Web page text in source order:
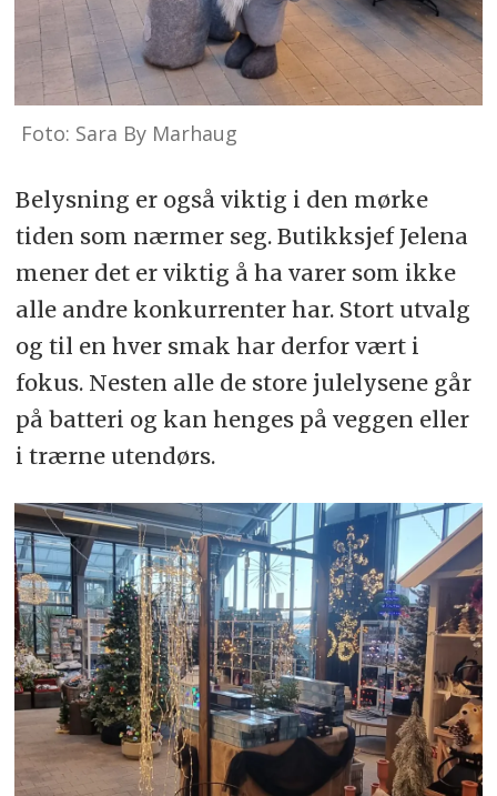
Foto: Sara By Marhaug
Belysning er også viktig i den mørke
tiden som nærmer seg. Butikksjef Jelena
mener det er viktig å ha varer som ikke
alle andre konkurrenter har. Stort utvalg
og til en hver smak har derfor vært i
fokus. Nesten alle de store julelysene går
på batteri og kan henges på veggen eller
i trærne utendørs.